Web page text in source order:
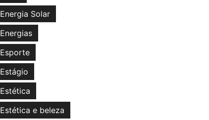
Energia Solar
Energias
Esporte
Estágio
Estética
Estética e beleza